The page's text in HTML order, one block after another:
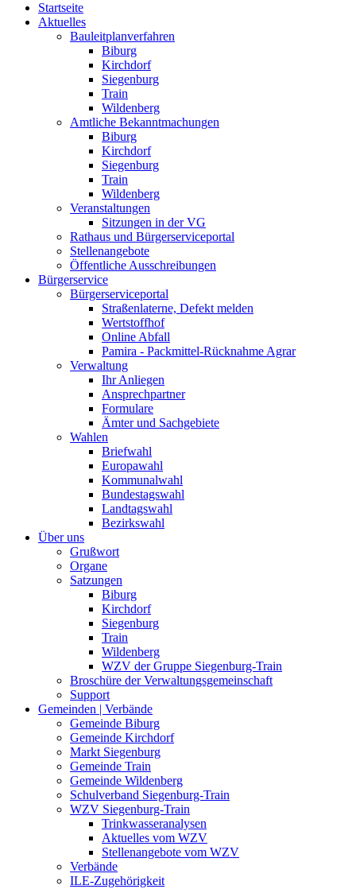
Startseite
Aktuelles
Bauleitplanverfahren
Biburg
Kirchdorf
Siegenburg
Train
Wildenberg
Amtliche Bekanntmachungen
Biburg
Kirchdorf
Siegenburg
Train
Wildenberg
Veranstaltungen
Sitzungen in der VG
Rathaus und Bürgerserviceportal
Stellenangebote
Öffentliche Ausschreibungen
Bürgerservice
Bürgerserviceportal
Straßenlaterne, Defekt melden
Wertstoffhof
Online Abfall
Pamira - Packmittel-Rücknahme Agrar
Verwaltung
Ihr Anliegen
Ansprechpartner
Formulare
Ämter und Sachgebiete
Wahlen
Briefwahl
Europawahl
Kommunalwahl
Bundestagswahl
Landtagswahl
Bezirkswahl
Über uns
Grußwort
Organe
Satzungen
Biburg
Kirchdorf
Siegenburg
Train
Wildenberg
WZV der Gruppe Siegenburg-Train
Broschüre der Verwaltungsgemeinschaft
Support
Gemeinden | Verbände
Gemeinde Biburg
Gemeinde Kirchdorf
Markt Siegenburg
Gemeinde Train
Gemeinde Wildenberg
Schulverband Siegenburg-Train
WZV Siegenburg-Train
Trinkwasseranalysen
Aktuelles vom WZV
Stellenangebote vom WZV
Verbände
ILE-Zugehörigkeit